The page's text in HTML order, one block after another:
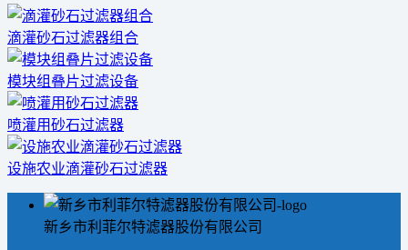
滴灌砂石过滤器组合
模块组叠片过滤设备
喷灌用砂石过滤器
设施农业滴灌砂石过滤器
新乡市利菲尔特滤器股份有限公司